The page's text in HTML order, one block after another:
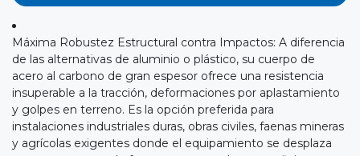
Máxima Robustez Estructural contra Impactos: A diferencia
de las alternativas de aluminio o plástico, su cuerpo de
acero al carbono de gran espesor ofrece una resistencia
insuperable a la tracción, deformaciones por aplastamiento
y golpes en terreno. Es la opción preferida para
instalaciones industriales duras, obras civiles, faenas mineras
y agrícolas exigentes donde el equipamiento se desplaza